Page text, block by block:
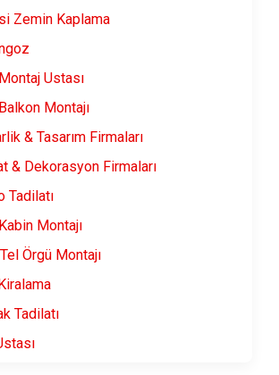
Zemin Kaplama
Ustası
Montajı
& Tasarım Firmaları
& Dekorasyon Firmaları
Tadilatı
Montajı
Örgü Montajı
Tadilatı